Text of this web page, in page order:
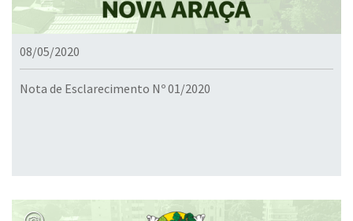
08/05/2020
Nota de Esclarecimento Nº 01/2020